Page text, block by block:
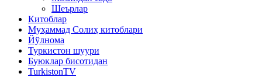
Шеърлар
Китоблар
Муҳаммад Солиҳ китоблари
Йўлнома
Туркистон шуури
Буюклар бисотидан
TurkistonTV